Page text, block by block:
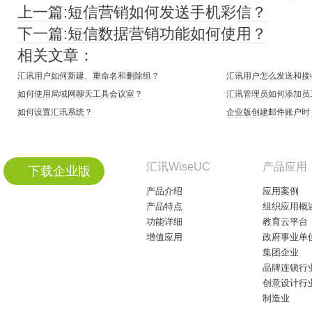
上一篇:短信营销如何发送手机彩信？
下一篇:短信数据营销功能如何使用？
相关文章：
汇讯用户如何新建、重命名和删除组？
汇讯用户怎么发送和接
如何使用局域网聊天工具会议室？
汇讯管理员如何添加员
如何设置汇讯系统？
企业版创建邮件账户
下载企业版 汇讯WiseUC
产品介绍
产品特点
功能详细
增值应用
产品应用
应用案例
组织应用概
教育云平台
政府事业单
集团企业
品牌连锁行
创意设计行
制造业